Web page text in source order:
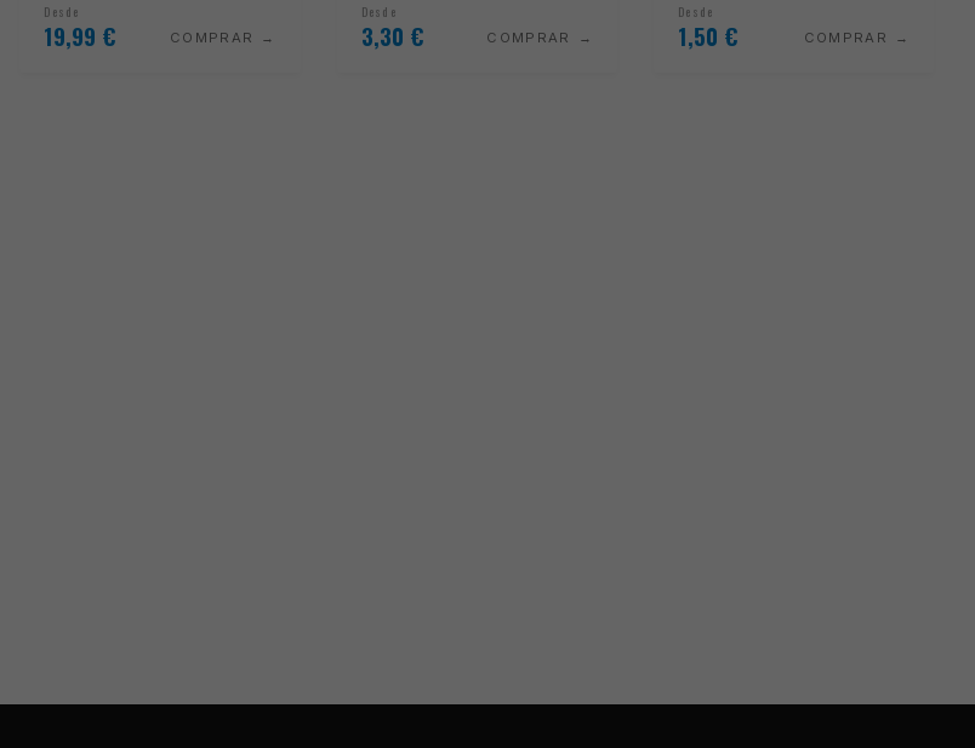
Desde
19,99 € COMPRAR
Desde
3,30 € COMPRAR
Desde
1,50 € COMPRAR